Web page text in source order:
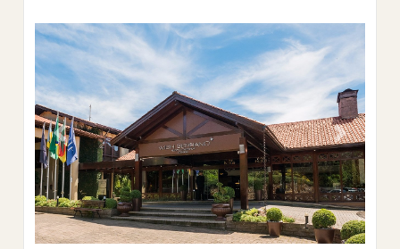
Previous Next